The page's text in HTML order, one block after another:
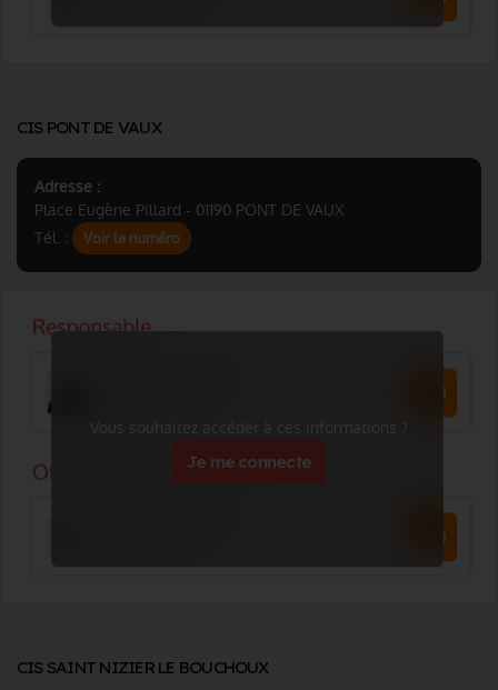
CIS PONT DE VAUX
Adresse :
Place Eugène Pillard - 01190 PONT DE VAUX
Tél. :
Voir le numéro
Vous souhaitez accéder à ces informations ?
Je me connecte
CIS SAINT NIZIER LE BOUCHOUX